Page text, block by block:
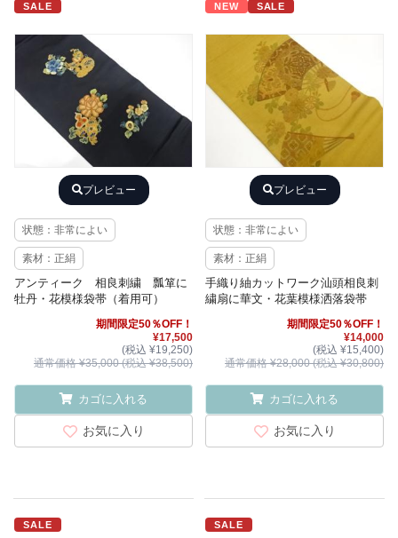
SALE
プレビュー
状態：非常によい
素材：正絹
アンティーク 相良刺繍 瓢箪に
牡丹・花模様袋帯（着用可）
期間限定50％OFF！
¥17,500
(税込 ¥19,250)
通常価格 ¥35,000 (税込 ¥38,500)
カゴに入れる
お気に入り
NEW SALE
プレビュー
状態：非常によい
素材：正絹
手織り紬カットワーク汕頭相良刺
繍扇に華文・花葉模様洒落袋帯
期間限定50％OFF！
¥14,000
(税込 ¥15,400)
通常価格 ¥28,000 (税込 ¥30,800)
カゴに入れる
お気に入り
SALE SALE